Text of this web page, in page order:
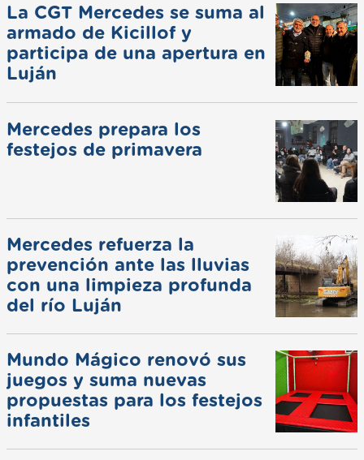
La CGT Mercedes se suma al
armado de Kicillof y
participa de una apertura en
Luján
Mercedes prepara los
festejos de primavera
Mercedes refuerza la
prevención ante las lluvias
con una limpieza profunda
del río Luján
Mundo Mágico renovó sus
juegos y suma nuevas
propuestas para los festejos
infantiles